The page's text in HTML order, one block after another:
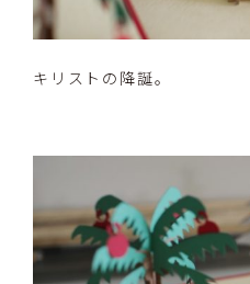
キリストの降誕。